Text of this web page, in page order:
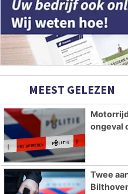
MEEST GELEZEN
ongeval
Twee